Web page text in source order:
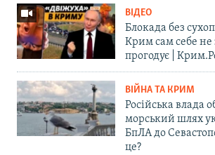
ВІДЕО
Блокада без
Крим сам себе не
прогодує |
ВІЙНА ТА КРИМ
Російська влада
морський шлях
БпЛА до
це?